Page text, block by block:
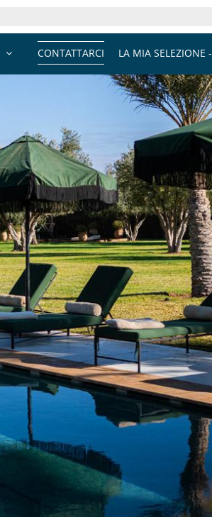
LA MIA SELEZIONE -
CONTATTARCI